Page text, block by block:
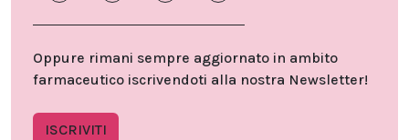
Oppure rimani sempre aggiornato in ambito
farmaceutico iscrivendoti alla nostra Newsletter!
ISCRIVITI